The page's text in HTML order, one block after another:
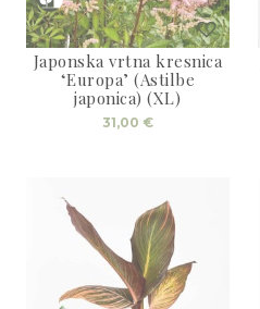
Japonska vrtna kresnica
‘Europa’ (Astilbe
japonica) (XL)
31,00 €